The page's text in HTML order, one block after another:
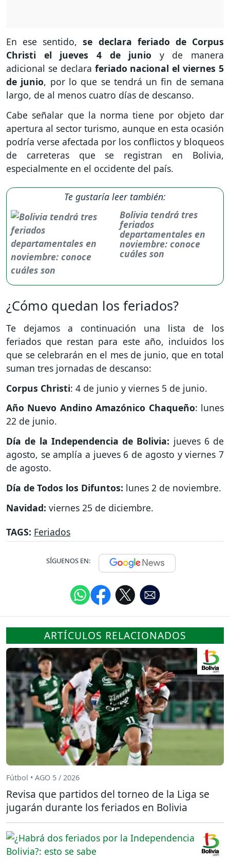
En ese sentido,se declara feriado de Corpus
Christi el jueves 4 de junio y de manera
adicional se declara feriado nacional el viernes 5
de junio, por lo que se tendrá un fin de semana
largo, de al menos cuatro días de descanso.
Cabe señalar que la norma tiene por objeto dar
apertura al sector turismo, aunque en esta ocasión
podría verse afectada por los conflictos y bloqueos
de carreteras que se registran en Bolivia,
especialmente en el occidente del país.
Te gustaría leer también:
Bolivia tendrá tres
feriados
departamentales en
noviembre: conoce
cuáles son
¿Cómo quedan los feriados?
Te dejamos a continuación una lista de los
feriados que restan para este año, incluidos los
que se celebrarán en el mes de junio, que en total
suman tres jornadas de descanso:
Corpus Christi: 4 de junio y viernes 5 de junio.
Año Nuevo Andino Amazónico Chaqueño: lunes
22 de junio.
Día de la Independencia de Bolivia: jueves 6 de
agosto, se amplía a jueves 6 de agosto y viernes 7
de agosto.
Día de Todos los Difuntos: lunes 2 de noviembre.
Navidad: viernes 25 de diciembre.
TAGS: Feriados
SÍGUENOS EN:
ARTÍCULOS RELACIONADOS
Fútbol • AGO 5 / 2026
Revisa que partidos del torneo de la Liga se
jugarán durante los feriados en Bolivia